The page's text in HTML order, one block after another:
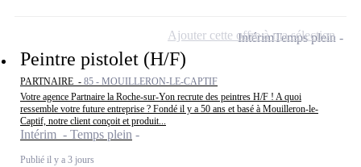
Peintre pistolet (H/F)
PARTNAIRE - 85 - MOUILLERON-LE-CAPTIF
Votre agence Partnaire la Roche-sur-Yon recrute des peintres H/F ! A quoi
ressemble votre future entreprise ? Fondé il y a 50 ans et basé à Mouilleron-le-
Captif, notre client conçoit et produit...
Intérim - Temps plein
Publié il y a 3 jours
IntérimTemps plein
Ajouter cette offre à ma sélection